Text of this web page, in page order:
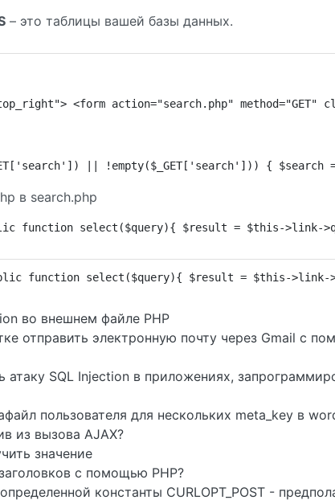
– это таблицы вашей базы данных.
<form action="search.php"
|| !empty($_GET['search'])) { $search
в search.php
function select($query){ $result = $this-
function select($query){ $result = $this->link-
во внешнем файле PHP
отправить электронную почту через Gmail с
атаку SQL Injection в приложениях,
пользователя для нескольких meta_key в
из вызова AJAX?
значение
с помощью PHP?
константы CURLOPT_POST -